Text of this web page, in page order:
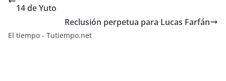
14 de Yuto
Reclusión perpetua para Lucas Farfán
El tiempo - Tutiempo.net